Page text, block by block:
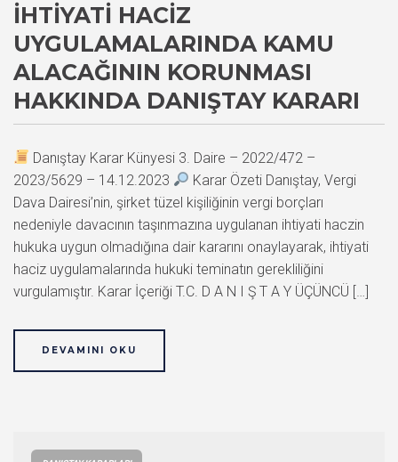
İHTIYATI HACIZ
UYGULAMALARINDA KAMU
ALACAĞININ KORUNMASI
HAKKINDA DANIŞTAY KARARI
Danıştay Karar Künyesi 3. Daire – 2022/472 –
2023/5629 – 14.12.2023
Karar Özeti Danıştay, Vergi
Dava Dairesi’nin, şirket tüzel kişiliğinin vergi borçları
nedeniyle davacının taşınmazına uygulanan ihtiyati haczin
hukuka uygun olmadığına dair kararını onaylayarak, ihtiyati
haciz uygulamalarında hukuki teminatın gerekliliğini
vurgulamıştır. Karar İçeriği T.C. D A N I Ş T A Y ÜÇÜNCÜ […]
DEVAMINI OKU